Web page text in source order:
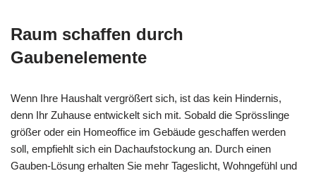
Raum schaffen durch
Gaubenelemente
Wenn Ihre Haushalt vergrößert sich, ist das kein Hindernis,
denn Ihr Zuhause entwickelt sich mit. Sobald die Sprösslinge
größer oder ein Homeoffice im Gebäude geschaffen werden
soll, empfiehlt sich ein Dachaufstockung an. Durch einen
Gauben-Lösung erhalten Sie mehr Tageslicht, Wohngefühl und